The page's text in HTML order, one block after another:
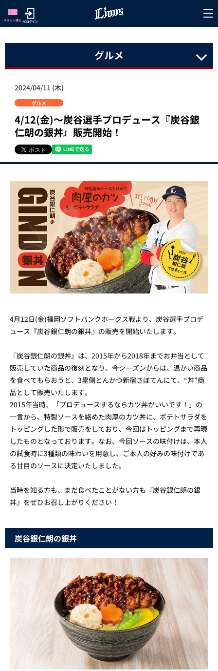
グルメ
2024/04/11 (木)
グルメ
4/12(金)～炭谷選手プロデュース『炭谷銀
仁朗の銀丼』販売開始！
4月12日(金)福岡ソフトバンクホークス戦より、炭谷選手プロデ
ュース『炭谷銀仁朗の銀丼』の販売を開始いたします。
『炭谷銀仁朗の銀丼』は、2015年から2018年までお弁当として
販売していた商品の復刻となり、今シーズンからは、温かい商品
を食べてもらおうと、3塁側とんかつ新宿さぼてんにて、“丼”商
品として販売いたします。
2015年当時、「プロデュースするならカツ丼がいいです！」の
一言から、特製ソースを絡めた肉厚のカツ丼に、ポテトサラダを
トッピングした形で販売をしており、今回はトッピングまで再現
したものとなっております。なお、今回ソースの味付けは、本人
の試食時に3種類の味わいを用意し、ご本人の好みの味付けであ
る甘目のソースに決定いたしました。
当時を知る方も、まだ食べたことがない方も『炭谷銀仁朗の銀
丼』をぜひお召し上がりください！
炭谷銀仁朗の銀丼